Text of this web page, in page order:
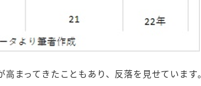
まってきたこともあり、反落を見せています。